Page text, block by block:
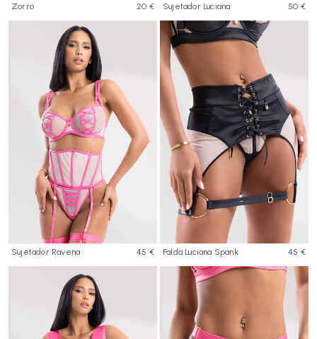
Zorro 20 € Sujetador Luciana 50 €
Sujetador Ravena 45 € Falda Luciana Spank 45 €